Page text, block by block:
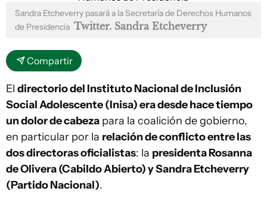
Sandra Etcheverry pasará a la Secretaría de Derechos Humanos
de Presidencia Twitter. Sandra Etcheverry
Compartir
El directorio del Instituto Nacional de Inclusión
Social Adolescente (Inisa) era desde hace tiempo
un dolor de cabeza para la coalición de gobierno,
en particular por la relación de conflicto entre las
dos directoras oficialistas: la presidenta Rosanna
de Olivera (Cabildo Abierto) y Sandra Etcheverry
(Partido Nacional).